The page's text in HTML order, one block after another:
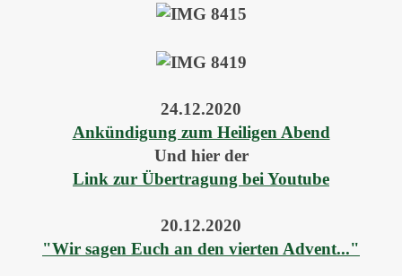
24.12.2020
Ankündigung zum Heiligen Abend
Und hier der
Link zur Übertragung bei Youtube
20.12.2020
"Wir sagen Euch an den vierten Advent..."